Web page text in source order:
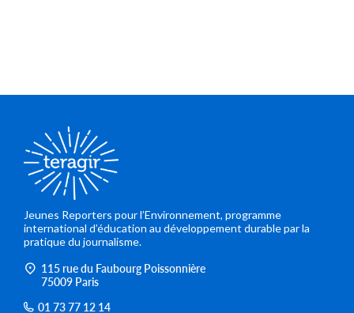
Jeunes Reporters pour l’Environnement, programme
international d’éducation au développement durable par la
pratique du journalisme.
115 rue du Faubourg Poissonnière
75009 Paris
01 73 77 12 14